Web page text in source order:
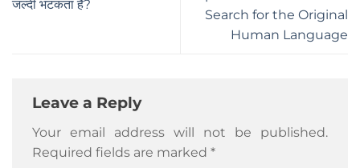
जल्दी भटकता है?
Search for the Original
Human Language
Leave a Reply
Your email address will not be published.
Required fields are marked *